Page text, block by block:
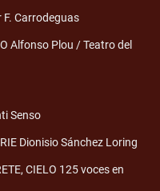
F. Carrodeguas
Alfonso Plou / Teatro del
Senso
Dionisio Sánchez Loring
CIELO 125 voces en